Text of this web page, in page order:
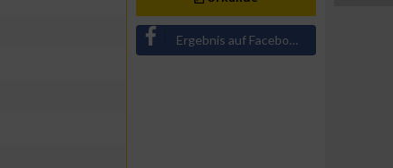
Ergebnis auf Facebook teilen